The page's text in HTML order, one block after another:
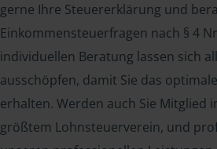
gerne Ihre Steuererklärung und
Einkommensteuerfragen nach § 4
individuellen Beratung lassen sich
ausschöpfen, damit Sie das
erhalten. Werden auch Sie Mitglied
größtem Lohnsteuerverein, und